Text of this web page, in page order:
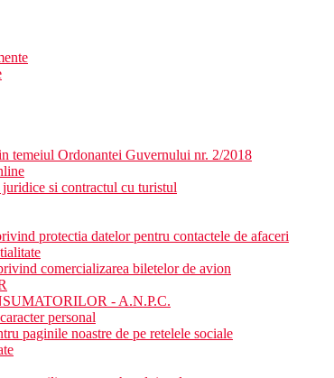
temeiul Ordonantei Guvernului nr. 2/2018
si contractul cu turistul
protectia datelor pentru contactele de afaceri
comercializarea biletelor de avion
- A.N.P.C.
personal
paginile noastre de pe retelele sociale